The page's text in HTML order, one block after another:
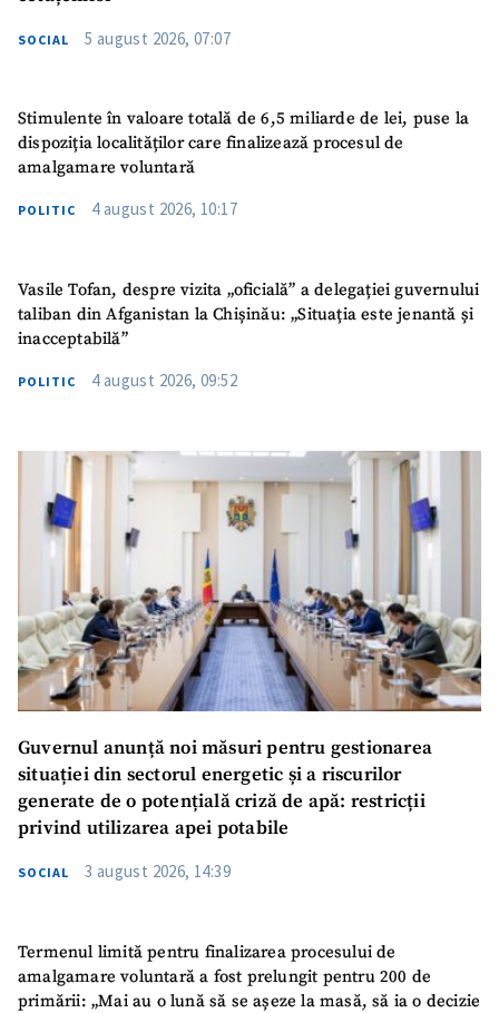
SOCIAL 5 august 2026, 07:07
Stimulente în valoare totală de 6,5 miliarde de lei, puse la
dispoziția localităților care finalizează procesul de
amalgamare voluntară
POLITIC 4 august 2026, 10:17
Vasile Tofan, despre vizita „oficială” a delegației guvernului
taliban din Afganistan la Chișinău: „Situația este jenantă și
inacceptabilă”
POLITIC 4 august 2026, 09:52
Guvernul anunță noi măsuri pentru gestionarea
situației din sectorul energetic și a riscurilor
generate de o potențială criză de apă: restricții
privind utilizarea apei potabile
SOCIAL 3 august 2026, 14:39
Termenul limită pentru finalizarea procesului de
amalgamare voluntară a fost prelungit pentru 200 de
primării: „Mai au o lună să se așeze la masă, să ia o decizie